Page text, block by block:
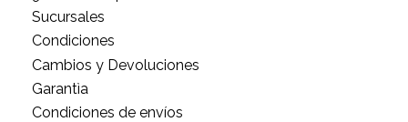
Sucursales
Condiciones
Cambios y Devoluciones
Garantìa
Condiciones de envíos